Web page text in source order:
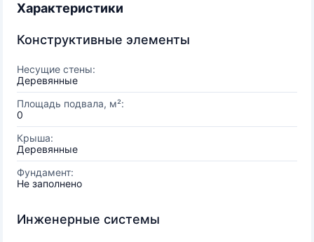
Характеристики
Конструктивные элементы
Несущие стены:
Деревянные
Площадь подвала, м²:
0
Крыша:
Деревянные
Фундамент:
Не заполнено
Инженерные системы